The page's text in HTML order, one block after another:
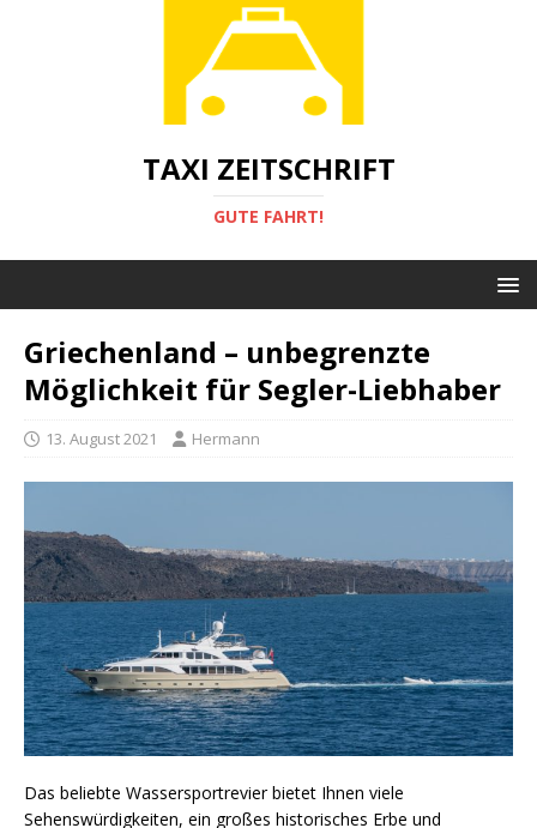
TAXI ZEITSCHRIFT
GUTE FAHRT!
Griechenland – unbegrenzte
Möglichkeit für Segler-Liebhaber
13. August 2021 Hermann
Das beliebte Wassersportrevier bietet Ihnen viele
Sehenswürdigkeiten, ein großes historisches Erbe und